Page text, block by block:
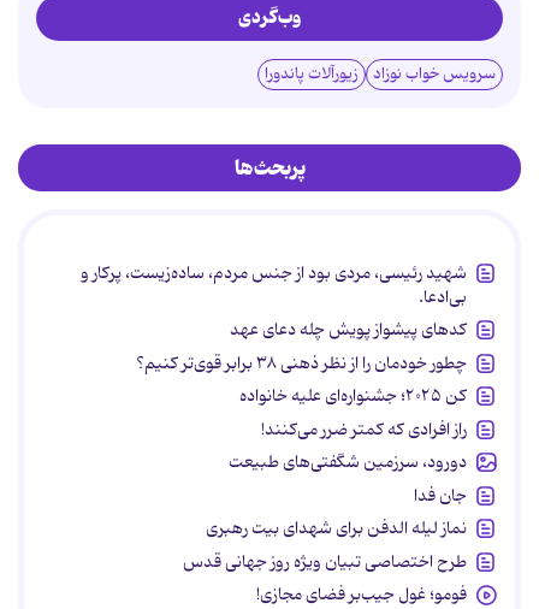
وب‌گردی
سرویس خواب نوزاد زیورآلات پاندورا
پربحث‌ها
شهید رئیسی، مردی بود از جنس مردم، ساده‌زیست، پرکار و
بی‌ادعا.
کدهای پیشواز پویش چله دعای عهد
چطور خودمان را از نظر ذهنی ۳۸ برابر قوی‌تر کنیم؟
کن ۲۰۲۵؛ جشنواره‌ای علیه خانواده
راز افرادی که کمتر ضرر می‌کنند!
دورود، سرزمین شگفتی‌های طبیعت
جان فدا
نماز لیله الدفن برای شهدای بیت رهبری
طرح اختصاصی تبیان ویژه روز جهانی قدس
فومو؛ غول جیب‌بر فضای مجازی!